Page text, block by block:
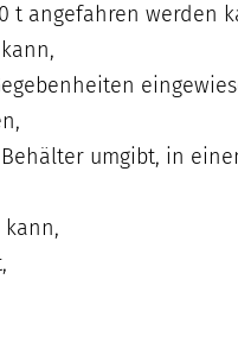
t angefahren werden
umgibt, in